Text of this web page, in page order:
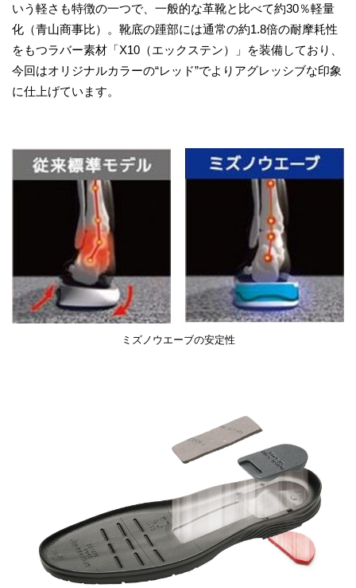
いう軽さも特徴の一つで、一般的な革靴と比べて約30％軽量
化（青山商事比）。靴底の踵部には通常の約1.8倍の耐摩耗性
をもつラバー素材「X10（エックステン）」を装備しており、
今回はオリジナルカラーの“レッド”でよりアグレッシブな印象
に仕上げています。
ミズノウエーブの安定性